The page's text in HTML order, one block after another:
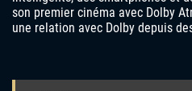
son premier cinéma avec Dolby
une relation avec Dolby depuis